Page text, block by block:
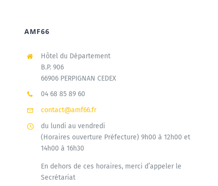
AMF66
Hôtel du Département
B.P. 906
66906 PERPIGNAN CEDEX
04 68 85 89 60
contact@amf66.fr
du lundi au vendredi
(Horaires ouverture Préfecture) 9h00 à 12h00 et
14h00 à 16h30
En dehors de ces horaires, merci d’appeler le
Secrétariat